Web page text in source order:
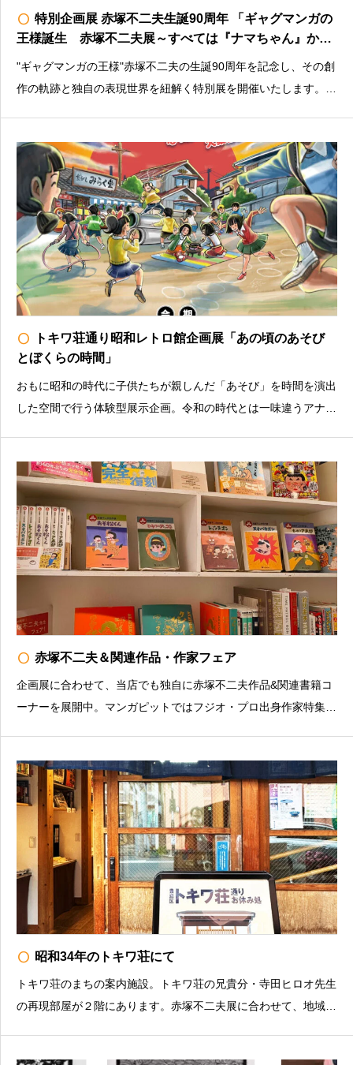
radio_button_unchecked 特別企画展 赤塚不二夫生誕90周年 「ギャグマンガの
王様誕生 赤塚不二夫展～すべては『ナマちゃん』から
始まった～」
"ギャグマンガの王様"赤塚不二夫の生誕90周年を記念し、その創
作の軌跡と独自の表現世界を紐解く特別展を開催いたします。料
おすすめしますhttps://t
radio_button_unchecked
トキワ荘通り昭和レトロ館企画展「あの頃のあそび
とぼくらの時間」
おもに昭和の時代に子供たちが親しんだ「あそび」を時間を演出
した空間で行う体験型展示企画。令和の時代とは一味違うアナロ
プを開催予定！詳しくは公式HPをご確認ください。トキ
radio_button_unchecked 赤塚不二夫＆関連作品・作家フェア
企画展に合わせて、当店でも独自に赤塚不二夫作品&関連書籍コ
ーナーを展開中。マンガピットではフジオ・プロ出身作家特集
radio_button_unchecked 昭和34年のトキワ荘にて
トキワ荘のまちの案内施設。トキワ荘の兄貴分・寺田ヒロオ先生
の再現部屋が２階にあります。赤塚不二夫展に合わせて、地域と